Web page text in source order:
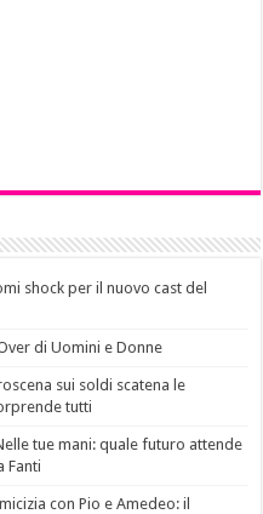
shock per il nuovo cast del
di Uomini e Donne
sui soldi scatena le
tutti
tue mani: quale futuro attende
Fanti
con Pio e Amedeo: il